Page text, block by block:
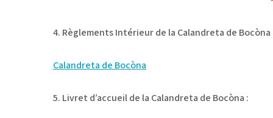
4. Règlements Intérieur de la Calandreta de Bocòna
Calandreta de Bocòna
5. Livret d’accueil de la Calandreta de Bocòna :